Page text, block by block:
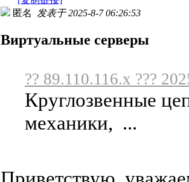
匿名 发表于 2025-8-7 06:26:53
Виртуальные серверы
?? 89.110.116.x ???
Круглозвенные
механики, ...